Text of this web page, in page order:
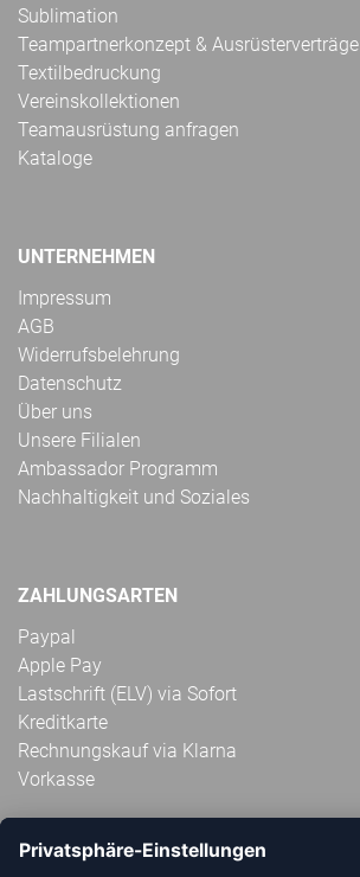
Sublimation
Teampartnerkonzept & Ausrüsterverträge
Textilbedruckung
Vereinskollektionen
Teamausrüstung anfragen
Kataloge
UNTERNEHMEN
Impressum
AGB
Widerrufsbelehrung
Datenschutz
Über uns
Unsere Filialen
Ambassador Programm
Nachhaltigkeit und Soziales
ZAHLUNGSARTEN
Paypal
Apple Pay
Lastschrift (ELV) via Sofort
Kreditkarte
Rechnungskauf via Klarna
Vorkasse
ABONNIERE JETZT DEN KOSTENLOSEN